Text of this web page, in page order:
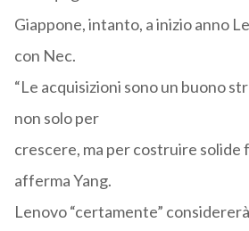
Giappone, intanto, a inizio anno
con Nec.
“Le acquisizioni sono un buono
non solo per
crescere, ma per costruire solide
afferma Yang.
Lenovo “certamente”